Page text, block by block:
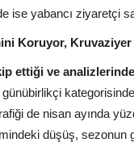
ise yabancı ziyaretçi
Koruyor,
ettiği ve analizlerinde
de nisan ayında
düşüş, sezonun